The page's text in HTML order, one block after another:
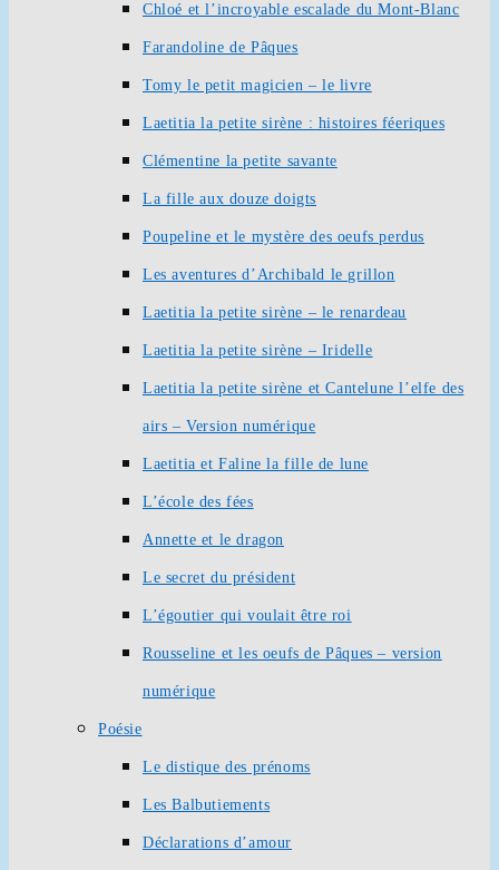
Chloé et l’incroyable escalade du Mont-Blanc
Farandoline de Pâques
Tomy le petit magicien – le livre
Laetitia la petite sirène : histoires féeriques
Clémentine la petite savante
La fille aux douze doigts
Poupeline et le mystère des oeufs perdus
Les aventures d’Archibald le grillon
Laetitia la petite sirène – le renardeau
Laetitia la petite sirène – Iridelle
Laetitia la petite sirène et Cantelune l’elfe des
airs – Version numérique
Laetitia et Faline la fille de lune
L’école des fées
Annette et le dragon
Le secret du président
L’égoutier qui voulait être roi
Rousseline et les oeufs de Pâques – version
numérique
Poésie
Le distique des prénoms
Les Balbutiements
Déclarations d’amour